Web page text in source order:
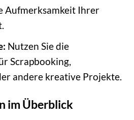
Aufmerksamkeit Ihrer
Nutzen Sie die
Scrapbooking,
andere kreative Projekte.
im Überblick